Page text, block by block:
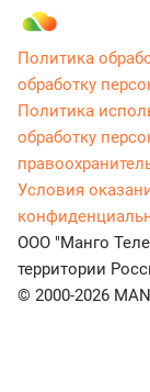
Политика
обработку
Политика
обработку
Условия
ООО "Манго
территории
© 2000-2026